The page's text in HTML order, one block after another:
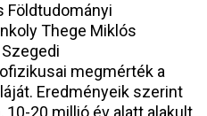
Földtudományi
Thege Miklós
megmérték a
Eredményeik szerint
10-20 millió év alatt alakult